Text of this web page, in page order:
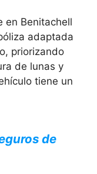
en Benitachell
adaptada
priorizando
de lunas y
tiene un
de